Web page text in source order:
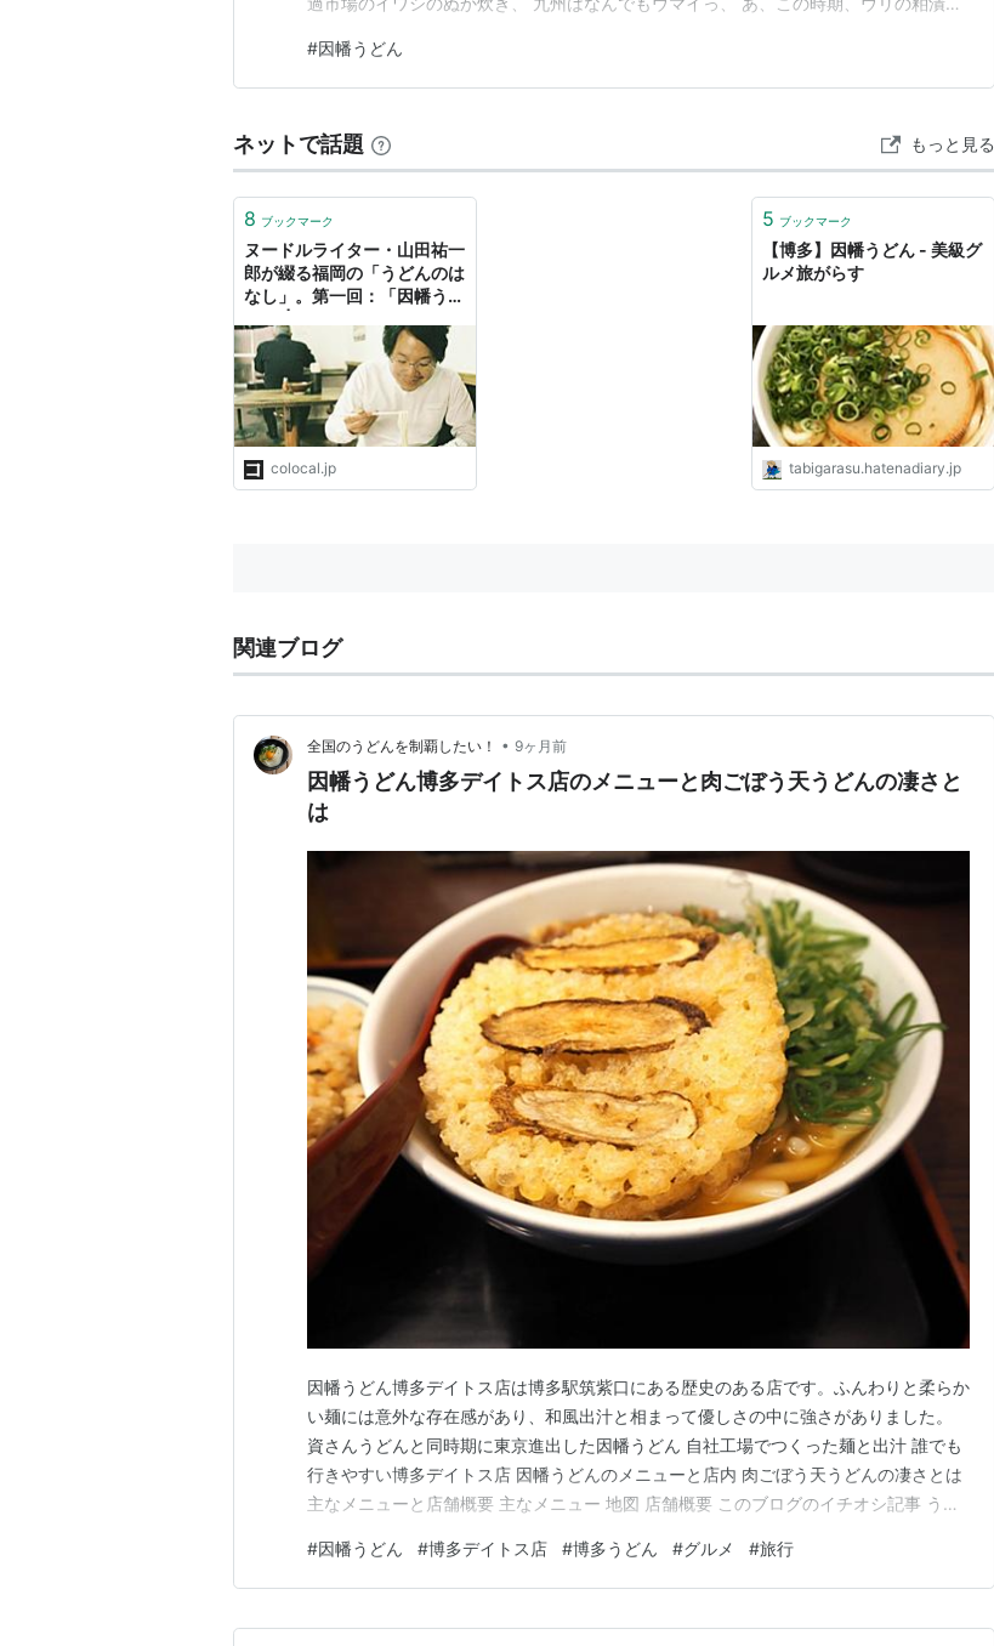
#因幡うどん
ネットで話題 もっと見る
8 ブックマーク
ヌードルライター・山田祐一
郎が綴る福岡の「うどんのは
なし」。第一回：「因幡うど
ローカルを学ぶ・暮らす・旅
する
colocal.jp
5 ブックマーク
【博多】因幡うどん - 美級グ
ルメ旅がらす
tabigarasu.hatenadiary.jp
関連ブログ
全国のうどんを制覇したい！ • 9ヶ月前
因幡うどん博多デイトス店のメニューと肉ごぼう天うどんの凄さと
は
因幡うどん博多デイトス店は博多駅筑紫口にある歴史のある店です。ふんわりと柔らか
い麺には意外な存在感があり、和風出汁と相まって優しさの中に強さがありました。
資さんうどんと同時期に東京進出した因幡うどん 自社工場でつくった麺と出汁 誰でも
行きやすい博多デイトス店 因幡うどんのメニューと店内 肉ごぼう天うどんの凄さとは
主なメニューと店舗概要 主なメニュー 地図 店舗概要 このブログのイチオシ記事 うど
い！ 「我が道」を究めたい！ 資さんうどんと同時期に東京進出した因幡うどん 最近の
うどん界で最大のニュースは何と言って…
#因幡うどん #博多デイトス店 #博多うどん #グルメ #旅行